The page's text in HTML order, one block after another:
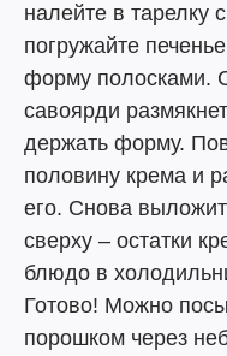
налейте в тарелку
погружайте
форму полосками.
савоярди
держать форму.
половину крема и
его. Снова
сверху – остатки
блюдо в
Готово! Можно
порошком через